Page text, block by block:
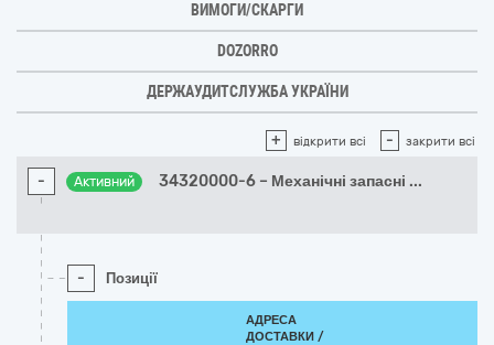
ВИМОГИ/СКАРГИ
DOZORRO
ДЕРЖАУДИТСЛУЖБА УКРАЇНИ
+ відкрити всі - закрити всі
- Активний 34320000-6 – Механічні запасні ...
- Позиції
АДРЕСА
ДОСТАВКИ /